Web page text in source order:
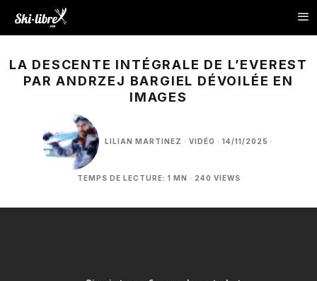
LA DESCENTE INTÉGRALE DE L’EVEREST
PAR ANDRZEJ BARGIEL DÉVOILÉE EN
IMAGES
LILIAN MARTINEZ · VIDÉO · 14/11/2025 ·
TEMPS DE LECTURE: 1 MN · 240 VIEWS